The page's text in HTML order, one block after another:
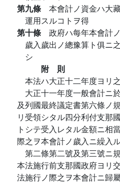
第九條 本會計ノ資金ハ大
運用スルコトヲ得
第十條 政府ハ每年本會計
歲入歲出ノ總豫算ト俱ニ
シ
附 則
本法ハ大正十二年度ヨリ
大正十一年度一般會計ニ
及列國最終議定書第六條ノ
リ受領シタル四分利付支那
トシテ受入レタル金額ニ相
際之ヲ本會計ノ歲入ニ繰入
第二條第二號及第三號ニ
本法施行前支那國政府ヨリ
法施行ノ際之ヲ本會計ニ歸